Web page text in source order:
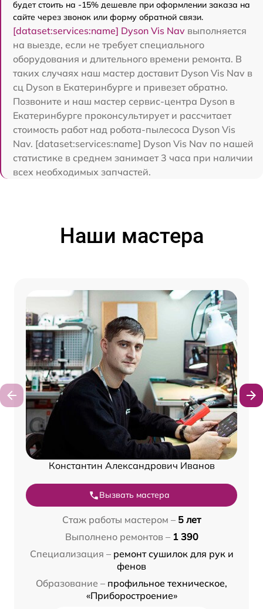
будет стоить на -15% дешевле при оформлении заказа на
сайте через звонок или форму обратной связи.
[dataset:services:name] Dyson Vis Nav выполняется
на выезде, если не требует специального
оборудования и длительного времени ремонта. В
таких случаях наш мастер доставит Dyson Vis Nav в
сц Dyson в Екатеринбурге и привезет обратно.
Позвоните и наш мастер сервис-центра Dyson в
Екатеринбурге проконсультирует и рассчитает
стоимость работ над робота-пылесоса Dyson Vis
Nav. [dataset:services:name] Dyson Vis Nav по нашей
статистике в среднем занимает 3 часа при наличии
всех необходимых запчастей.
Наши мастера
Константин Александрович Иванов
Вызвать мастера
Стаж работы мастером – 5 лет
Выполнено ремонтов – 1 390
Специализация – ремонт сушилок для рук и
фенов
Образование – профильное техническое,
«Приборостроение»